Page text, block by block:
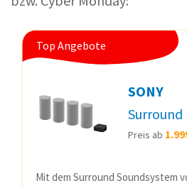
Top Angebote
SONY
Surround
Preis ab
Mit dem Surround Soundsystem